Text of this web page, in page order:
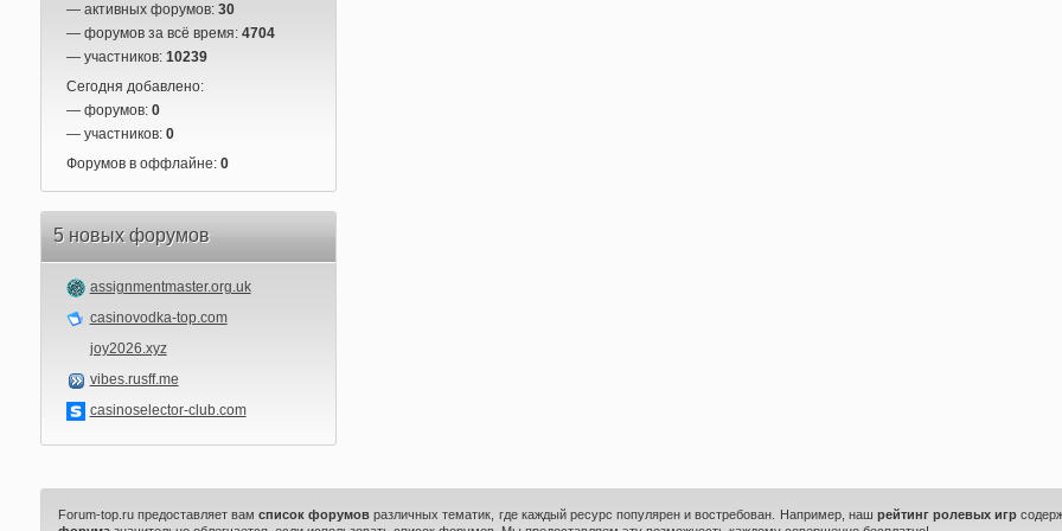
— активных форумов: 30
— форумов за всё время: 4704
— участников: 10239
Сегодня добавлено:
— форумов: 0
— участников: 0
Форумов в оффлайне: 0
5 новых форумов
assignmentmaster.org.uk
casinovodka-top.com
joy2026.xyz
vibes.rusff.me
casinoselector-club.com
Forum-top.ru предоставляет вамсписок форумов различных тематик, где каждый ресурс популярен и востребован. Например, наш рейтинг ролевых игр